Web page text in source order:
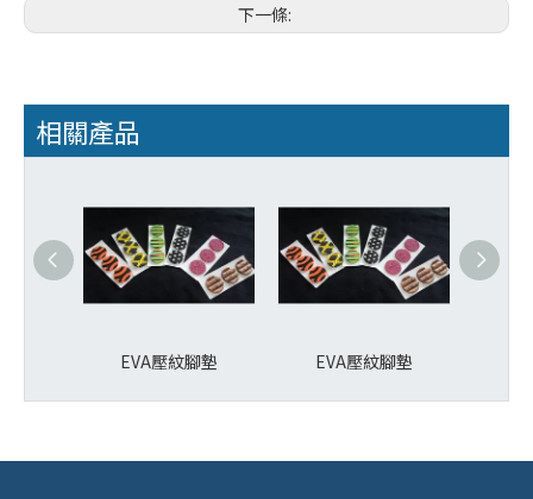
下一條:
相關產品
EVA壓紋腳墊 EVA壓紋腳墊